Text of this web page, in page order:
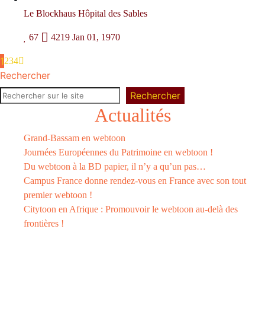
Le Blockhaus Hôpital des Sables
67 4219 Jan 01, 1970
1234
Rechercher
Rechercher
Actualités
Grand-Bassam en webtoon
Journées Européennes du Patrimoine en webtoon !
Du webtoon à la BD papier, il n’y a qu’un pas…
Campus France donne rendez-vous en France avec son tout
premier webtoon !
Citytoon en Afrique : Promouvoir le webtoon au-delà des
frontières !